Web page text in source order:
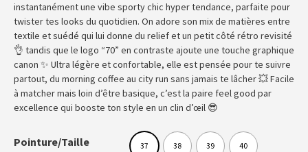
instantanément une vibe sporty chic hyper tendance, parfaite pour
twister tes looks du quotidien. On adore son mix de matières entre
textile et suédé qui lui donne du relief et un petit côté rétro revisité
👌 tandis que le logo “70” en contraste ajoute une touche graphique
canon ✨ Ultra légère et confortable, elle est pensée pour te suivre
partout, du morning coffee au city run sans jamais te lâcher 💥 Facile
à matcher mais loin d’être basique, c’est la paire feel good par
excellence qui booste ton style en un clin d’œil 😎
Pointure/Taille 37 38 39 40